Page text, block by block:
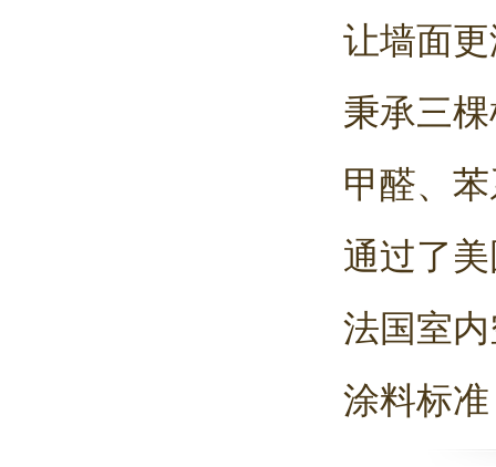
让墙面
秉承三
甲醛、
通过了
法国室
涂料标